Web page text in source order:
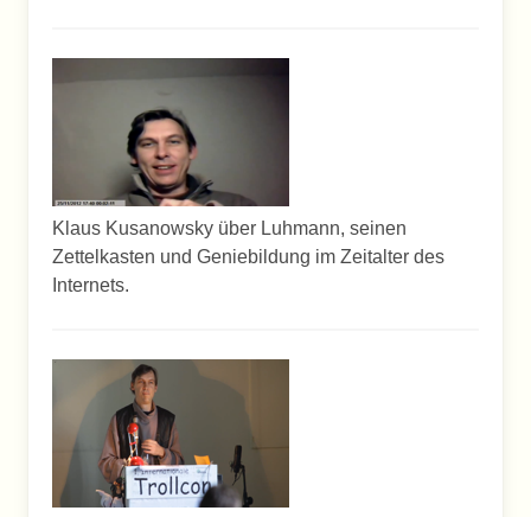
Klaus Kusanowsky über Luhmann, seinen
Zettelkasten und Geniebildung im Zeitalter des
Internets.